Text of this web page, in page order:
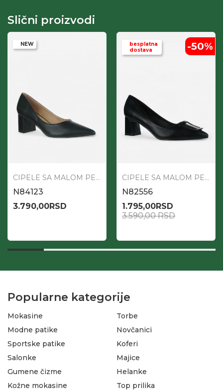
Slični proizvodi
NEW
CIPELE SA MALOM PETOM
N84123
3.790,00RSD
besplatna
dostava
-50%
CIPELE SA MALOM PETOM
N82556
1.795,00RSD
3.590,00RSD
Popularne kategorije
Mokasine
Modne patike
Sportske patike
Salonke
Gumene čizme
Torbe
Novčanici
Koferi
Majice
Helanke
Kožne mokasine
Top prilika